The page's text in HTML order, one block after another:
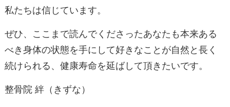
私たちは信じています。
ぜひ、ここまで読んでくださったあなたも本来ある
べき身体の状態を手にして好きなことが自然と長く
続けられる、健康寿命を延ばして頂きたいです。
整骨院 絆（きずな）